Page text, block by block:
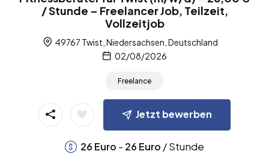
/ Stunde – Freelancer Job, Teilzeit,
Vollzeitjob
49767 Twist, Niedersachsen, Deutschland
02/08/2026
Freelance
Jetzt bewerben
26 Euro - 26 Euro / Stunde